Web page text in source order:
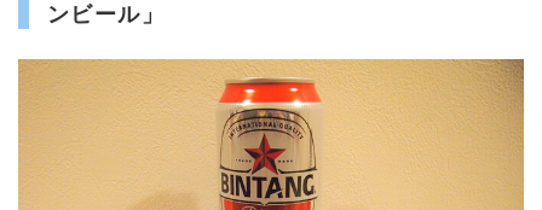
ンビール」